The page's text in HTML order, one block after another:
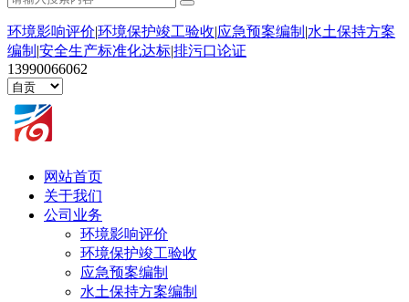
环境影响评价|环境保护竣工验收|应急预案编制 |水土保持方案
编制 |安全生产标准化达标|排污口论证
13990066062
网站首页
关于我们
公司业务
环境影响评价
环境保护竣工验收
应急预案编制
水土保持方案编制